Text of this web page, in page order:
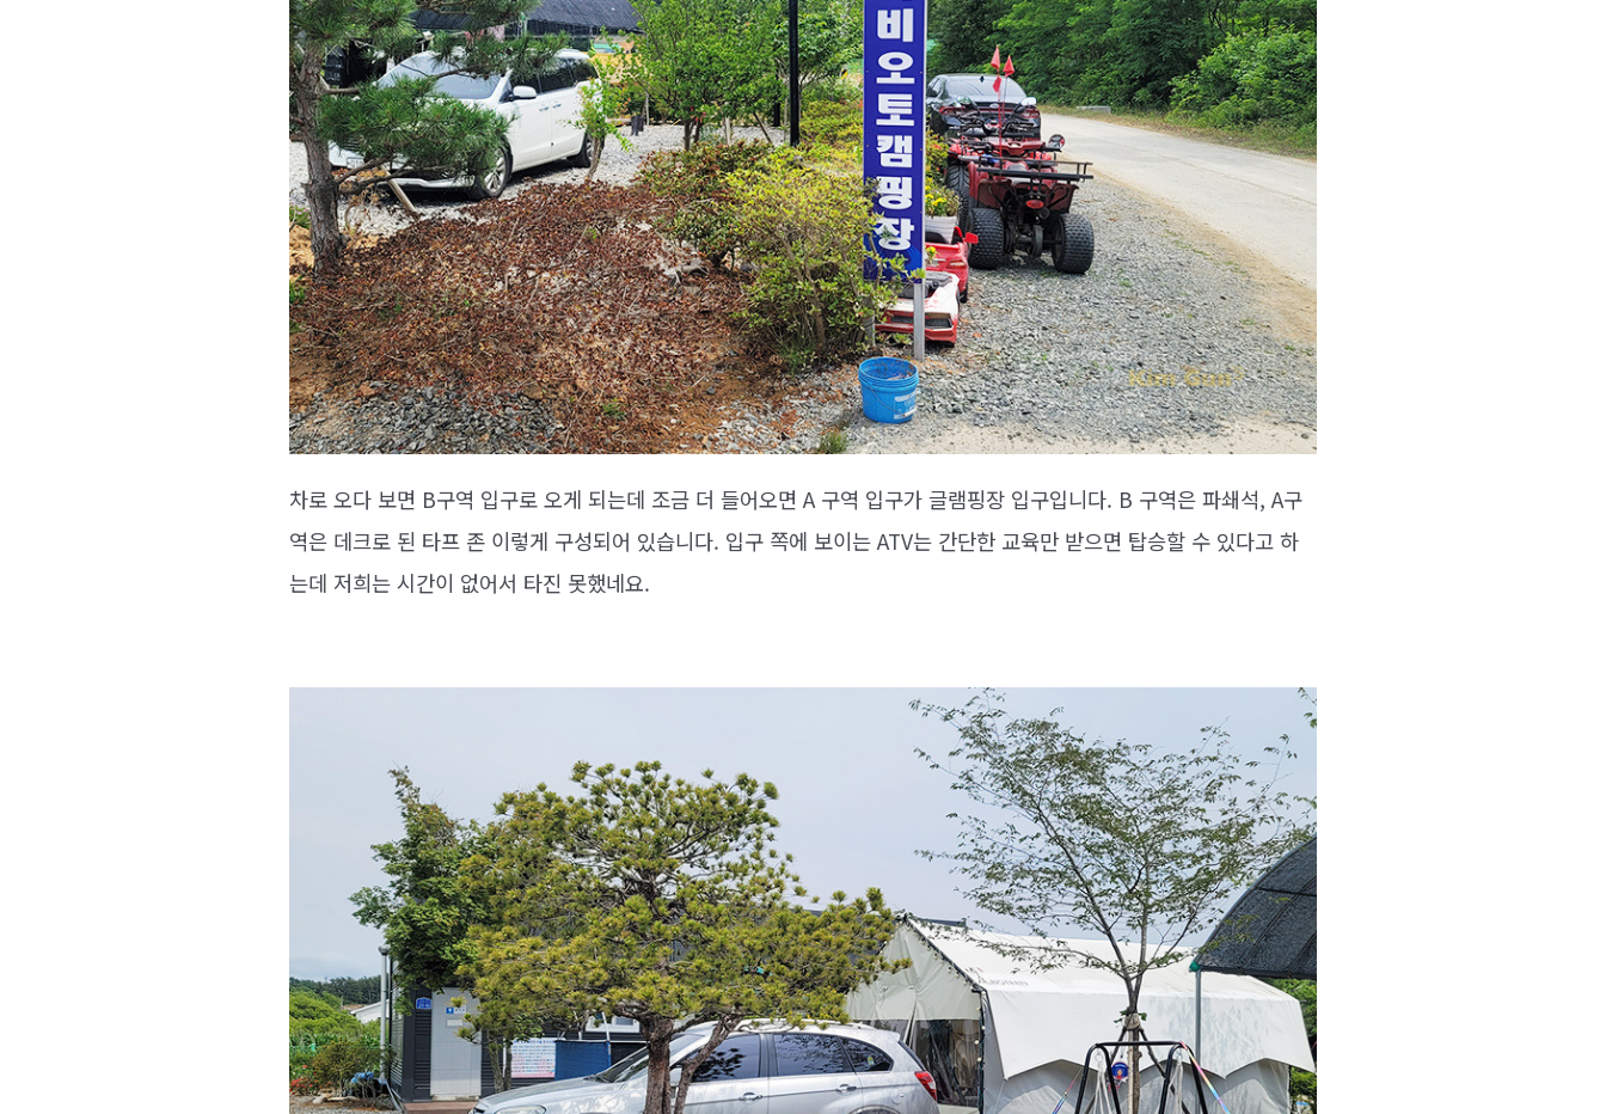
차로 오다 보면 B구역 입구로 오게 되는데 조금 더 들어오면 A 구역 입구가 글램핑장 입구입니다. B 구역은 파쇄석, A구
역은 데크로 된 타프 존 이렇게 구성되어 있습니다. 입구 쪽에 보이는 ATV는 간단한 교육만 받으면 탑승할 수 있다고 하
는데 저희는 시간이 없어서 타진 못했네요.